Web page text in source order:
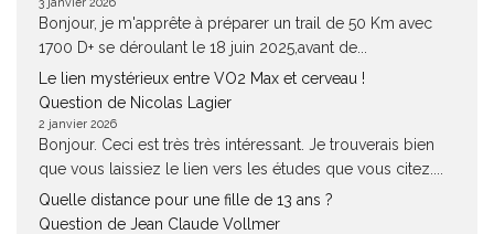
Bonjour, je m'apprête à préparer un trail de 50 Km avec
1700 D+ se déroulant le 18 juin 2025,avant de...
Le lien mystérieux entre VO2 Max et cerveau !
Question de Nicolas Lagier
2 janvier 2026
Bonjour. Ceci est très très intéressant. Je trouverais bien
que vous laissiez le lien vers les études que vous citez....
Quelle distance pour une fille de 13 ans ?
Question de Jean Claude Vollmer